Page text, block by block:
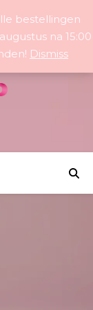
bestellingen
na 15:00
Dismiss